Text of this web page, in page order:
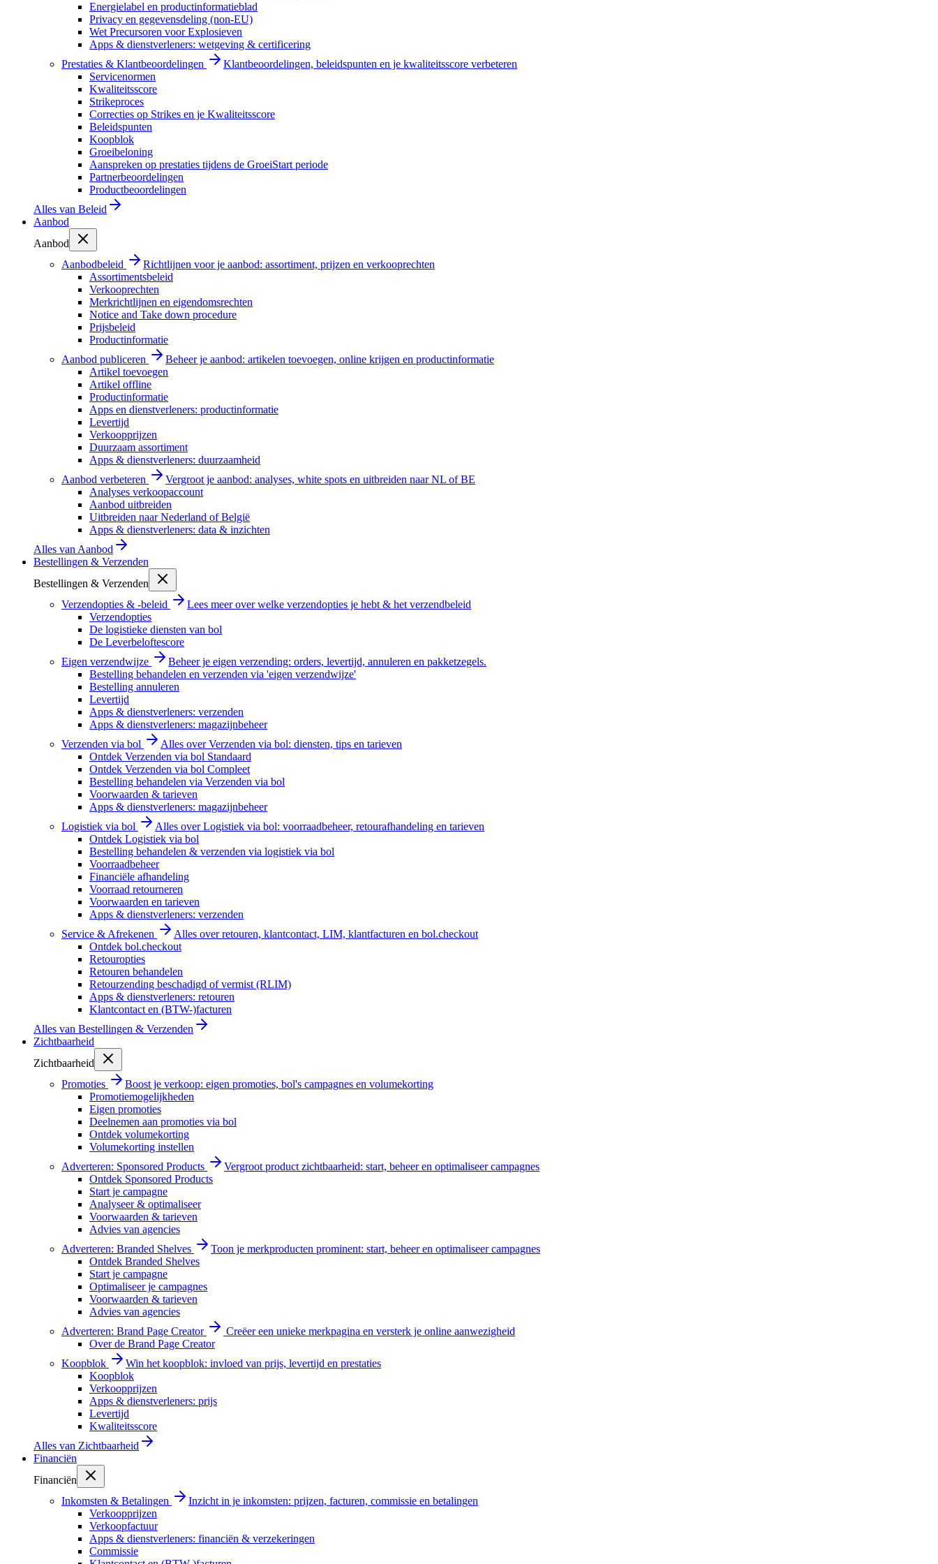
Energielabel en productinformatieblad
Privacy en gegevensdeling (non-EU)
Wet Precursoren voor Explosieven
Apps & dienstverleners: wetgeving & certificering
Prestaties & Klantbeoordelingen
Klantbeoordelingen, beleidspunten en je kwaliteitsscore verbeteren
Servicenormen
Kwaliteitsscore
Strikeproces
Correcties op Strikes en je Kwaliteitsscore
Beleidspunten
Koopblok
Groeibeloning
Aanspreken op prestaties tijdens de GroeiStart periode
Partnerbeoordelingen
Productbeoordelingen
Alles van Beleid
Aanbod
Aanbod
Aanbodbeleid
Richtlijnen voor je aanbod: assortiment, prijzen en verkooprechten
Assortimentsbeleid
Verkooprechten
Merkrichtlijnen en eigendomsrechten
Notice and Take down procedure
Prijsbeleid
Productinformatie
Aanbod publiceren
Beheer je aanbod: artikelen toevoegen, online krijgen en productinformatie
Artikel toevoegen
Artikel offline
Productinformatie
Apps en dienstverleners: productinformatie
Levertijd
Verkoopprijzen
Duurzaam assortiment
Apps & dienstverleners: duurzaamheid
Aanbod verbeteren
Vergroot je aanbod: analyses, white spots en uitbreiden naar NL of BE
Analyses verkoopaccount
Aanbod uitbreiden
Uitbreiden naar Nederland of België
Apps & dienstverleners: data & inzichten
Alles van Aanbod
Bestellingen & Verzenden
Bestellingen & Verzenden
Verzendopties & -beleid
Lees meer over welke verzendopties je hebt & het verzendbeleid
Verzendopties
De logistieke diensten van bol
De Leverbeloftescore
Eigen verzendwijze
Beheer je eigen verzending: orders, levertijd, annuleren en pakketzegels.
Bestelling behandelen en verzenden via 'eigen verzendwijze'
Bestelling annuleren
Levertijd
Apps & dienstverleners: verzenden
Apps & dienstverleners: magazijnbeheer
Verzenden via bol
Alles over Verzenden via bol: diensten, tips en tarieven
Ontdek Verzenden via bol Standaard
Ontdek Verzenden via bol Compleet
Bestelling behandelen via Verzenden via bol
Voorwaarden & tarieven
Apps & dienstverleners: magazijnbeheer
Logistiek via bol
Alles over Logistiek via bol: voorraadbeheer, retourafhandeling en tarieven
Ontdek Logistiek via bol
Bestelling behandelen & verzenden via logistiek via bol
Voorraadbeheer
Financiële afhandeling
Voorraad retourneren
Voorwaarden en tarieven
Apps & dienstverleners: verzenden
Service & Afrekenen
Alles over retouren, klantcontact, LIM, klantfacturen en bol.checkout
Ontdek bol.checkout
Retouropties
Retouren behandelen
Retourzending beschadigd of vermist (RLIM)
Apps & dienstverleners: retouren
Klantcontact en (BTW-)facturen
Alles van Bestellingen & Verzenden
Zichtbaarheid
Zichtbaarheid
Promoties
Boost je verkoop: eigen promoties, bol's campagnes en volumekorting
Promotiemogelijkheden
Eigen promoties
Deelnemen aan promoties via bol
Ontdek volumekorting
Volumekorting instellen
Adverteren: Sponsored Products
Vergroot product zichtbaarheid: start, beheer en optimaliseer campagnes
Ontdek Sponsored Products
Start je campagne
Analyseer & optimaliseer
Voorwaarden & tarieven
Advies van agencies
Adverteren: Branded Shelves
Toon je merkproducten prominent: start, beheer en optimaliseer campagnes
Ontdek Branded Shelves
Start je campagne
Optimaliseer je campagnes
Voorwaarden & tarieven
Advies van agencies
Adverteren: Brand Page Creator
Creëer een unieke merkpagina en versterk je online aanwezigheid
Over de Brand Page Creator
Koopblok
Win het koopblok: invloed van prijs, levertijd en prestaties
Koopblok
Verkoopprijzen
Apps & dienstverleners: prijs
Levertijd
Kwaliteitsscore
Alles van Zichtbaarheid
Financiën
Financiën
Inkomsten & Betalingen
Inzicht in je inkomsten: prijzen, facturen, commissie en betalingen
Verkoopprijzen
Verkoopfactuur
Apps & dienstverleners: financiën & verzekeringen
Commissie